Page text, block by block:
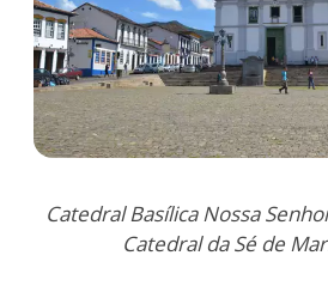
Catedral Basílica Nossa
Catedral da Sé de